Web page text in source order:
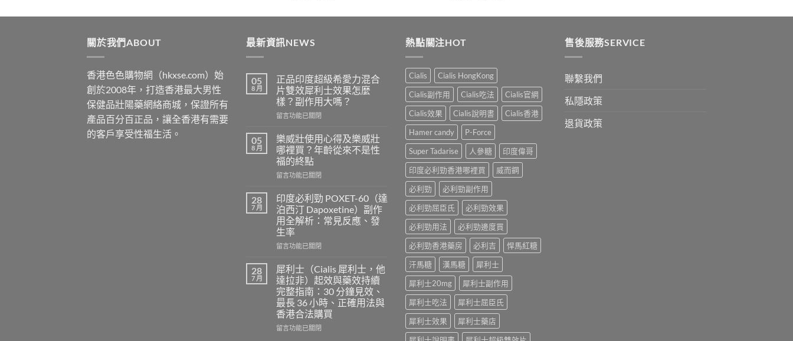
was: is:
$489
關於我們ABOUT
香港色色購物網（hkxse.com）始
創於2008年，打造香港最大男性
保健品壯陽藥網絡商城，保證所有
產品百分百正品，讓全香港有需要
的客戶享受性福生活。
最新資訊NEWS
05
8 月
正品印度超級希愛力混合
片雙效犀利士效果怎麼
樣？副作用大嗎？
在
品
印
度
超
級
愛
力
混
合
片
雙
犀
利
士
效
果
怎
麼
留言功能已關閉
05
8 月
樂威壯使用心得及樂威壯
哪裡買？年齡從來不是性
福的終點
在
威
壯
使
用
心
得
樂
威
壯
哪
裡
買？
年
留言功能已關閉
28
7 月
印度必利勁 POXET-60（達
泊西汀 Dapoxetine）副作
用全解析：常見反應、發
生率
在
度
必
利
勁
POXET-
60（達
泊
留言功能已關閉
28
7 月
犀利士（Cialis 犀利士，他
達拉非）起效與藥效持續
完整指南：30 分鐘見效、
最長 36 小時、正確用法與
香港合法購買
在
留言功能已關閉
熱點關注HOT
Cialis
Cialis HongKong
Cialis副作用
Cialis吃法
Cialis官網
Cialis效果
Cialis說明書
Cialis香港
Hamer candy
P-Force
Super Tadarise
人參糖
印度偉哥
印度必利勁香港哪裡買
威而鋼
必利勁
必利勁副作用
必利勁屈臣氏
必利勁效果
必利勁用法
必利勁邊度買
必利勁香港藥房
必利吉
悍馬紅糖
汗馬糖
漢馬糖
犀利士
犀利士20mg
犀利士副作用
犀利士吃法
犀利士屈臣氏
犀利士效果
犀利士藥店
售後服務SERVICE
聯繫我們
私隱政策
退貨政策